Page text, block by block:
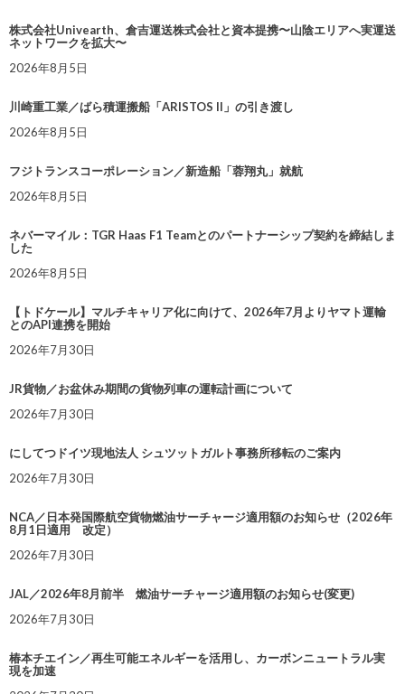
株式会社Univearth、倉吉運送株式会社と資本提携〜山陰エリアへ実運送
ネットワークを拡大〜
2026年8月5日
川崎重工業／ばら積運搬船「ARISTOS II」の引き渡し
2026年8月5日
フジトランスコーポレーション／新造船「蓉翔丸」就航
2026年8月5日
ネバーマイル：TGR Haas F1 Teamとのパートナーシップ契約を締結しま
した
2026年8月5日
【トドケール】マルチキャリア化に向けて、2026年7月よりヤマト運輸
とのAPI連携を開始
2026年7月30日
JR貨物／お盆休み期間の貨物列車の運転計画について
2026年7月30日
にしてつドイツ現地法人 シュツットガルト事務所移転のご案内
2026年7月30日
NCA／日本発国際航空貨物燃油サーチャージ適用額のお知らせ（2026年
8月1日適用 改定）
2026年7月30日
JAL／2026年8月前半 燃油サーチャージ適用額のお知らせ(変更)
2026年7月30日
椿本チエイン／再生可能エネルギーを活用し、カーボンニュートラル実
現を加速